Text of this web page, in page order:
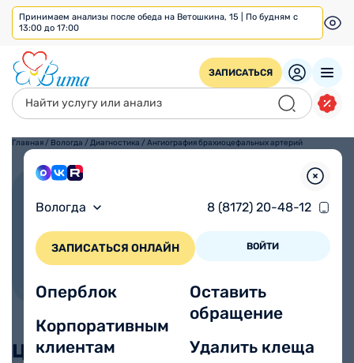
Принимаем анализы после обеда на Ветошкина, 15 | По будням с
13:00 до 17:00
ЗАПИСАТЬСЯ
Вологда 8 (8172) 20-48-12
ЗАПИСАТЬСЯ ОНЛАЙН ВОЙТИ
Оперблок
Корпоративным
клиентам
Оставить
обращение
Удалить клеща
Главная / Вологда /Диагностика /Ангиография брахиоцефальных артерий
брахиоцефальных артерий
Цены